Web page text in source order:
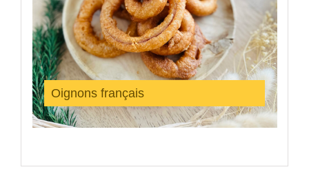
Oignons français